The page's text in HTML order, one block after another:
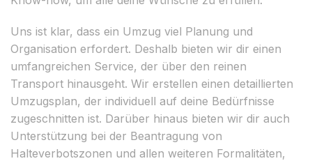
Uns ist klar, dass ein Umzug viel Planung und
Organisation erfordert. Deshalb bieten wir dir einen
umfangreichen Service, der über den reinen
Transport hinausgeht. Wir erstellen einen detaillierten
Umzugsplan, der individuell auf deine Bedürfnisse
zugeschnitten ist. Darüber hinaus bieten wir dir auch
Unterstützung bei der Beantragung von
Halteverbotszonen und allen weiteren Formalitäten,